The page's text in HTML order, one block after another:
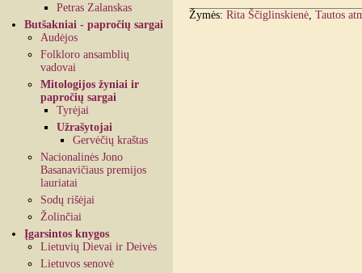
Petras Zalanskas
Butšakniai - papročių sargai
Audėjos
Folkloro ansamblių
vadovai
Mitologijos žyniai ir
papročių sargai
Tyrėjai
Užrašytojai
Gervėčių kraštas
Nacionalinės Jono
Basanavičiaus premijos
lauriatai
Sodų rišėjai
Žolinčiai
Įgarsintos knygos
Lietuvių Dievai ir Deivės
Lietuvos senovė
Žymės: Rita Ščiglinskienė Tautos